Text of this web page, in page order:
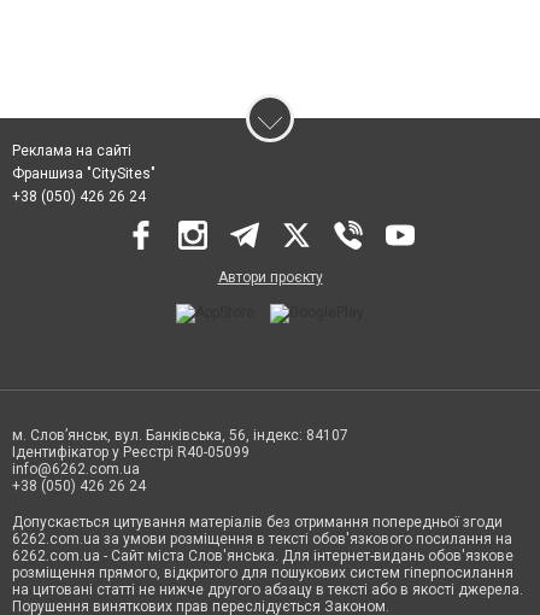
Реклама на сайті
Франшиза "CitySites"
+38 (050) 426 26 24
Автори проєкту
м. Слов’янськ, вул. Банківська, 56, індекс: 84107
Ідентифікатор у Реєстрі R40-05099
info@6262.com.ua
+38 (050) 426 26 24
Допускається цитування матеріалів без отримання попередньої згоди
6262.com.ua за умови розміщення в тексті обов'язкового посилання на
6262.com.ua - Сайт міста Слов'янська. Для інтернет-видань обов'язкове
розміщення прямого, відкритого для пошукових систем гіперпосилання
на цитовані статті не нижче другого абзацу в тексті або в якості джерела.
Порушення виняткових прав переслідується Законом.